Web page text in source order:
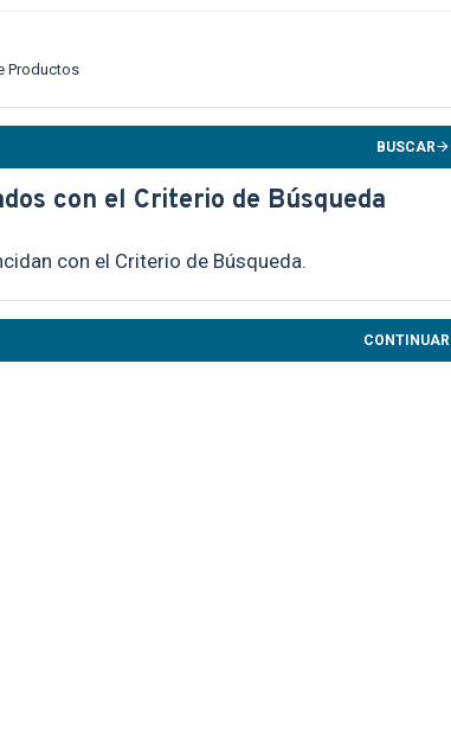
Productos
BUSCAR
con el Criterio de Búsqueda
con el Criterio de Búsqueda.
CONTINUAR